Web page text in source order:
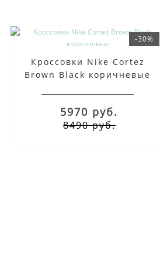
-30%
Кроссовки Nike Cortez
Brown Black коричневые
5970 руб.
8490 руб.